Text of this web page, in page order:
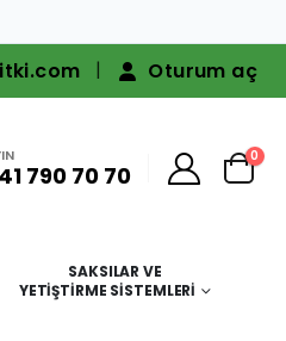
Oturum aç
790 70 70
0
SAKSILAR VE
YETIŞTIRME SISTEMLERI